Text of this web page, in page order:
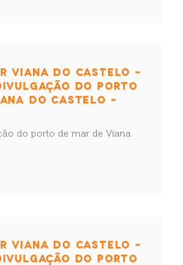
VIANA DO CASTELO –
DO PORTO
DO CASTELO –
do porto de mar de Viana
VIANA DO CASTELO –
DO PORTO